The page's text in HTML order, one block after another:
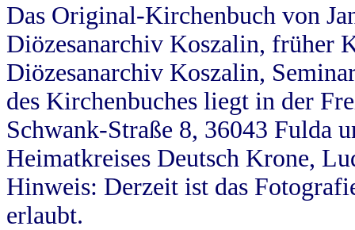
Das Original-Kirchenbuch von
Diözesanarchiv Koszalin, früher
Diözesanarchiv Koszalin,
des Kirchenbuches liegt in der
Schwank-Straße 8, 36043 Fulda
Heimatkreises Deutsch Krone,
Hinweis: Derzeit ist das
erlaubt.